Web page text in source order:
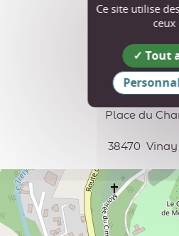
Place du
38470 Vinay
Ce site utilise
Tout